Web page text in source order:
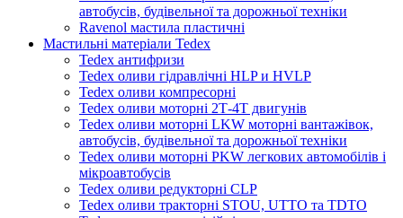
автобусів, будівельної та дорожньої техніки
Ravenol мастила пластичні
Мастильні матеріали Tedex
Tedex антифризи
Tedex оливи гідравлічні HLP и HVLP
Tedex оливи компресорні
Tedex оливи моторні 2Т-4Т двигунів
Tedex оливи моторні LKW моторні вантажівок,
автобусів, будівельної та дорожньої техніки
Tedex оливи моторні PKW легкових автомобілів і
мікроавтобусів
Tedex оливи редукторні CLP
Tedex оливи тракторні STOU, UTTO та TDTO